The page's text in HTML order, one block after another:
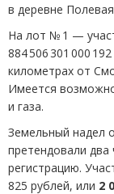
в деревне
На лот № 1 —
884 506 301 000
километрах от
Имеется
и газа.
Земельный надел
претендовали
регистрацию.
825 рублей, или 2